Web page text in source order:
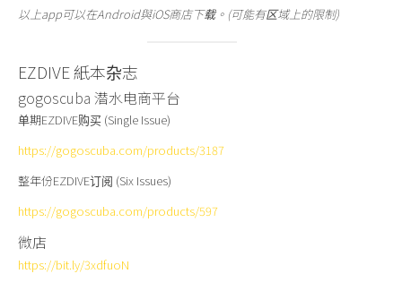
以上app可以在Android與iOS商店下载。(可能有区域上的限制)
EZDIVE 紙本杂志
gogoscuba 潜水电商平台
单期EZDIVE购买 (Single Issue)
https://gogoscuba.com/products/3187
整年份EZDIVE订阅 (Six Issues)
https://gogoscuba.com/products/597
微店
https://bit.ly/3xdfuoN